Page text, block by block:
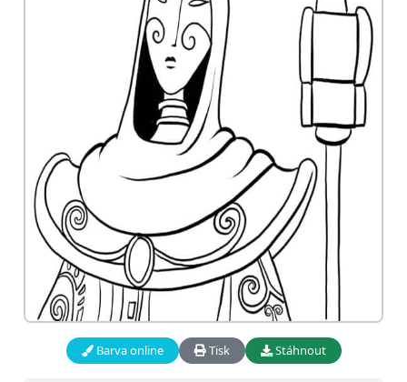
Barva online Tisk Stáhnout